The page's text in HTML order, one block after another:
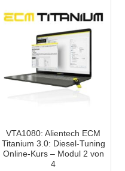
VTA1080: Alientech ECM
Titanium 3.0: Diesel-Tuning
Online-Kurs – Modul 2 von
4